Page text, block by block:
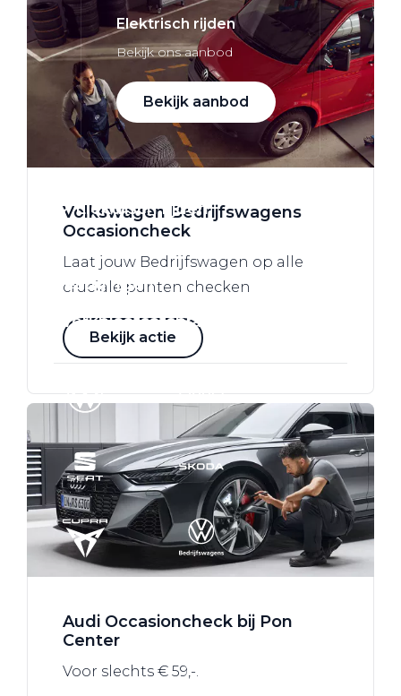
Elektrisch rijden
Bekijk ons aanbod
Bekijk aanbod
Elektrisch rijden
Vestigingen
Werkplaatsafspraak
Volkswagen Bedrijfswagens
Occasioncheck
Laat jouw Bedrijfswagen op alle
cruciale punten checken
Bekijk actie
Audi Occasioncheck bij Pon
Center
Voor slechts € 59,-.